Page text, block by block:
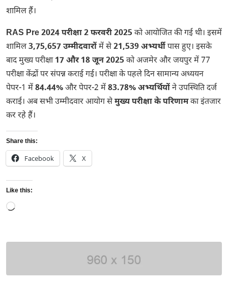
शामिल हैं।
RAS Pre 2024 परीक्षा 2 फरवरी 2025 को आयोजित की गई थी। इसमें
शामिल3,75,657 उम्मीदवारोंमें से21,539 अभ्यर्थीपास हुए। इसके
बाद मुख्य परीक्षा17 और 18 जून 2025 को अजमेर और जयपुर में 77
परीक्षा केंद्रों पर संपन्न कराई गई। परीक्षा के पहले दिन सामान्य अध्ययन
पेपर-1 में84.44%और पेपर-2 में83.78% अभ्यर्थियोंने उपस्थिति दर्ज
कराई। अब सभी उम्मीदवार आयोग सेमुख्य परीक्षा के परिणामका इंतजार
कर रहे हैं।
Share this:
Facebook X
Like this:
Loading…